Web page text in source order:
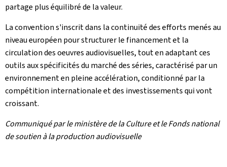
partage plus équilibré de la valeur.
La convention s'inscrit dans la continuité des efforts menés au
niveau européen pour structurer le financement et la
circulation des oeuvres audiovisuelles, tout en adaptant ces
outils aux spécificités du marché des séries, caractérisé par un
environnement en pleine accélération, conditionné par la
compétition internationale et des investissements qui vont
croissant.
Communiqué par le ministère de la Culture et le Fonds national
de soutien à la production audiovisuelle